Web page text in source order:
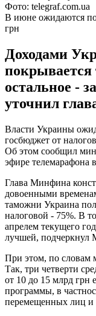
Фото: telegraf.com.ua
В июне ожидаются
грн
Доходами
покрывается
остальное -
уточнил
Власти Украины
госбюджет от
Об этом сообщил
эфире телемарафона
Глава Минфина
довоенными
таможни Украина
налоговой - 75%. В
апрелем текущего
лучшей, подчеркнул
При этом, по словам
Так, три четверти
от 10 до 15 млрд грн
программы, в
перемещенных лиц и